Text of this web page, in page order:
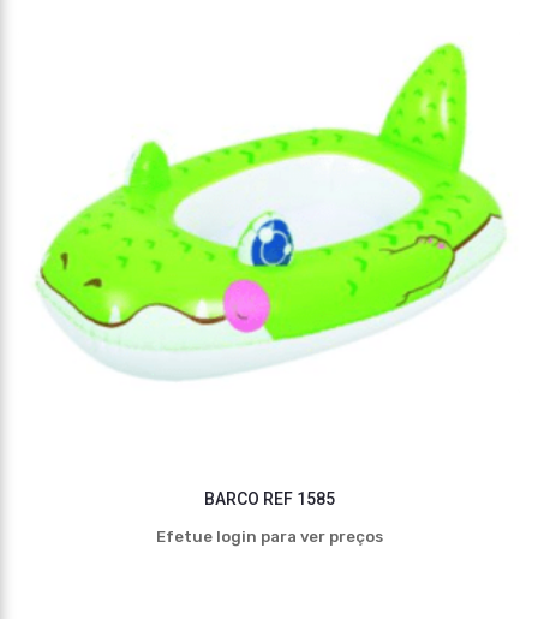
BARCO REF 1585
Efetue login para ver preços